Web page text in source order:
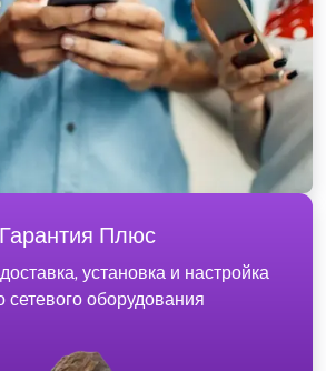
Гарантия Плюс
установка и настройка
сетевого оборудования